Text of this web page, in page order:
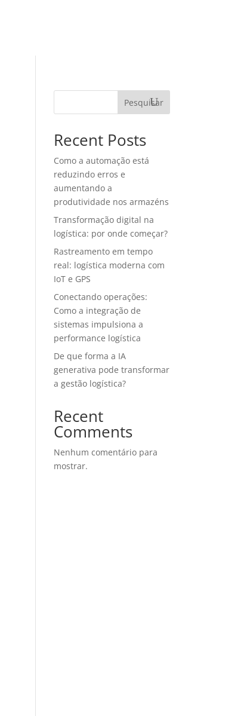
Pesquisar
Recent Posts
Como a automação está
reduzindo erros e
aumentando a
produtividade nos armazéns
Transformação digital na
logística: por onde começar?
Rastreamento em tempo
real: logística moderna com
IoT e GPS
Conectando operações:
Como a integração de
sistemas impulsiona a
performance logística
De que forma a IA
generativa pode transformar
a gestão logística?
Recent
Comments
Nenhum comentário para
mostrar.